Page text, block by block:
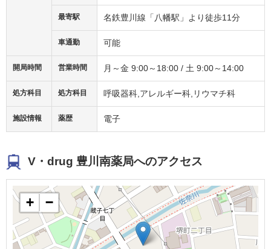
最寄駅 名鉄豊川線「八幡駅」より徒歩11分
車通勤 可能
開局時間 営業時間 月～金 9:00～18:00 / 土 9:00～14:00
処方科目 処方科目 呼吸器科,アレルギー科,リウマチ科
施設情報 薬歴 電子
V・drug 豊川南薬局へのアクセス
+ −